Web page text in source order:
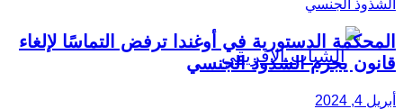
المحكمة الدستورية في أوغندا ترفض التماسًا لإلغاء
قانون يجرم الشذوذ الجنسي
أبريل 4, 2024